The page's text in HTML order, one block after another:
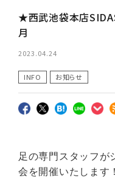
★西武池袋本店
月
2023.04.24
INFO お知らせ
足の専門スタッフが
会を開催いたします！